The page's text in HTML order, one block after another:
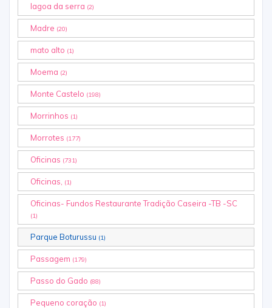
lagoa da serra (2)
Madre (20)
mato alto (1)
Moema (2)
Monte Castelo (198)
Morrinhos (1)
Morrotes (177)
Oficinas (731)
Oficinas, (1)
Oficinas- Fundos Restaurante Tradição Caseira -TB -SC
(1)
Parque Boturussu (1)
Passagem (179)
Passo do Gado (88)
Pequeno coração (1)